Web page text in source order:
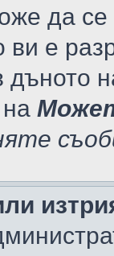
да се
ви е
дъното